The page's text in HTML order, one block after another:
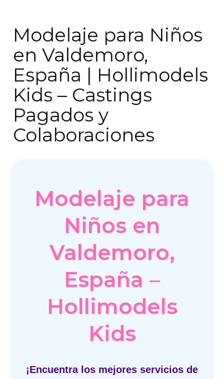
Modelaje para Niños
en Valdemoro,
España | Hollimodels
Kids – Castings
Pagados y
Colaboraciones
Modelaje para
Niños en
Valdemoro,
España –
Hollimodels
Kids
¡Encuentra los mejores servicios de